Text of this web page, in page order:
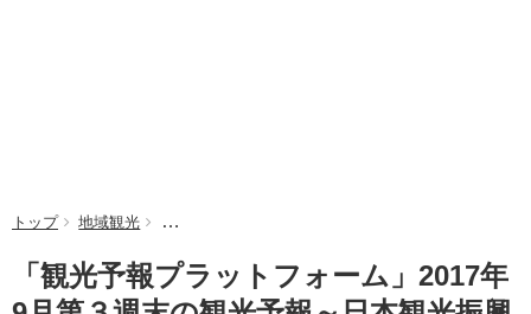
トップ 地域観光 「観光予報プラットフォーム」2017年9月第３週末
「観光予報プラットフォーム」2017年